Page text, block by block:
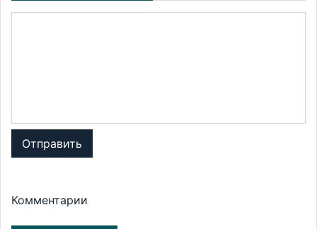
Отправить
Комментарии